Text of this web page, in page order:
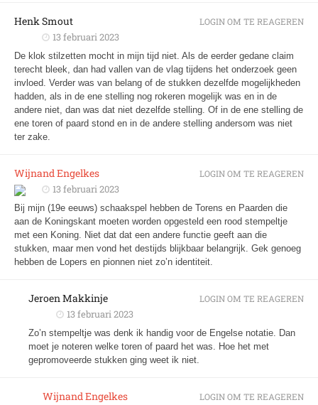
Henk Smout
13 februari 2023
De klok stilzetten mocht in mijn tijd niet. Als de eerder gedane claim
terecht bleek, dan had vallen van de vlag tijdens het onderzoek geen
invloed. Verder was van belang of de stukken dezelfde mogelijkheden
hadden, als in de ene stelling nog rokeren mogelijk was en in de
andere niet, dan was dat niet dezelfde stelling. Of in de ene stelling de
ene toren of paard stond en in de andere stelling andersom was niet
ter zake.
LOGIN OM TE REAGEREN
Wijnand Engelkes
13 februari 2023
Bij mijn (19e eeuws) schaakspel hebben de Torens en Paarden die
aan de Koningskant moeten worden opgesteld een rood stempeltje
met een Koning. Niet dat dat een andere functie geeft aan die
stukken, maar men vond het destijds blijkbaar belangrijk. Gek genoeg
hebben de Lopers en pionnen niet zo’n identiteit.
LOGIN OM TE REAGEREN
Jeroen Makkinje
13 februari 2023
Zo’n stempeltje was denk ik handig voor de Engelse notatie. Dan
moet je noteren welke toren of paard het was. Hoe het met
gepromoveerde stukken ging weet ik niet.
LOGIN OM TE REAGEREN
Wijnand Engelkes LOGIN OM TE REAGEREN